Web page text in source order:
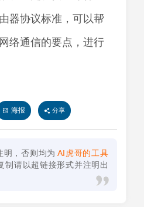
器协议标准，可以帮
络通信的要点，进行
海报 分享
明，否则均为 AI虎哥的工具
制请以超链接形式并注明出